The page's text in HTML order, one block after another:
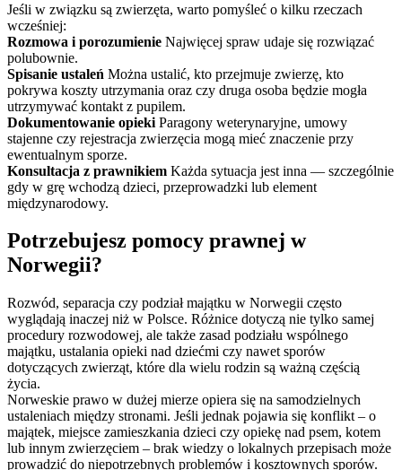
Jeśli w związku są zwierzęta, warto pomyśleć o kilku rzeczach
wcześniej:
Rozmowa i porozumienie Najwięcej spraw udaje się rozwiązać
polubownie.
Spisanie ustaleń Można ustalić, kto przejmuje zwierzę, kto
pokrywa koszty utrzymania oraz czy druga osoba będzie mogła
utrzymywać kontakt z pupilem.
Dokumentowanie opieki Paragony weterynaryjne, umowy
stajenne czy rejestracja zwierzęcia mogą mieć znaczenie przy
ewentualnym sporze.
Konsultacja z prawnikiem Każda sytuacja jest inna — szczególnie
gdy w grę wchodzą dzieci, przeprowadzki lub element
międzynarodowy.
Potrzebujesz pomocy prawnej w
Norwegii?
Rozwód, separacja czy podział majątku w Norwegii często
wyglądają inaczej niż w Polsce. Różnice dotyczą nie tylko samej
procedury rozwodowej, ale także zasad podziału wspólnego
majątku, ustalania opieki nad dziećmi czy nawet sporów
dotyczących zwierząt, które dla wielu rodzin są ważną częścią
życia.
Norweskie prawo w dużej mierze opiera się na samodzielnych
ustaleniach między stronami. Jeśli jednak pojawia się konflikt – o
majątek, miejsce zamieszkania dzieci czy opiekę nad psem, kotem
lub innym zwierzęciem – brak wiedzy o lokalnych przepisach może
prowadzić do niepotrzebnych problemów i kosztownych sporów.